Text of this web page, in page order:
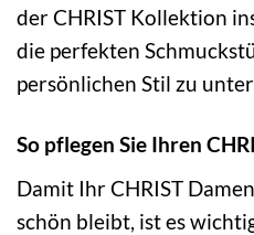
der CHRIST Kollektion
die perfekten
persönlichen Stil zu
So pflegen Sie Ihren
Damit Ihr CHRIST
schön bleibt, ist es